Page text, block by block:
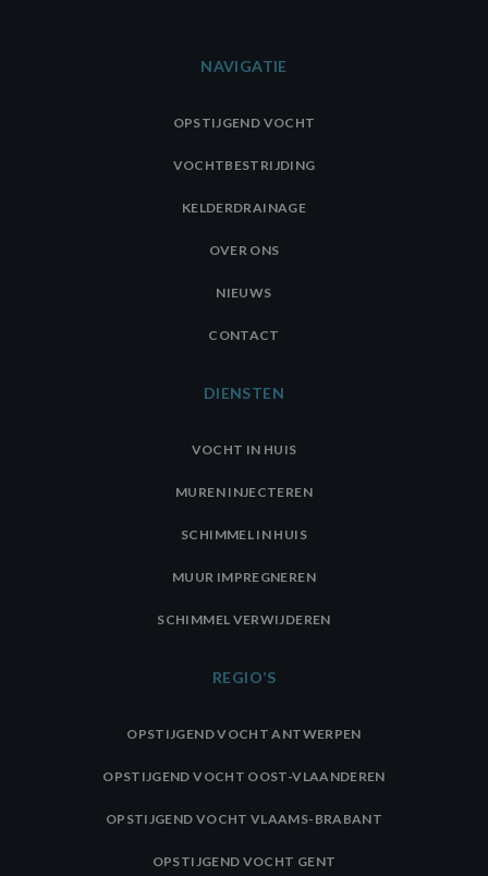
NAVIGATIE
OPSTIJGEND VOCHT
VOCHTBESTRIJDING
KELDERDRAINAGE
OVER ONS
NIEUWS
CONTACT
DIENSTEN
VOCHT IN HUIS
MUREN INJECTEREN
SCHIMMEL IN HUIS
MUUR IMPREGNEREN
SCHIMMEL VERWIJDEREN
REGIO’S
OPSTIJGEND VOCHT ANTWERPEN
OPSTIJGEND VOCHT OOST-VLAANDEREN
OPSTIJGEND VOCHT VLAAMS-BRABANT
OPSTIJGEND VOCHT GENT